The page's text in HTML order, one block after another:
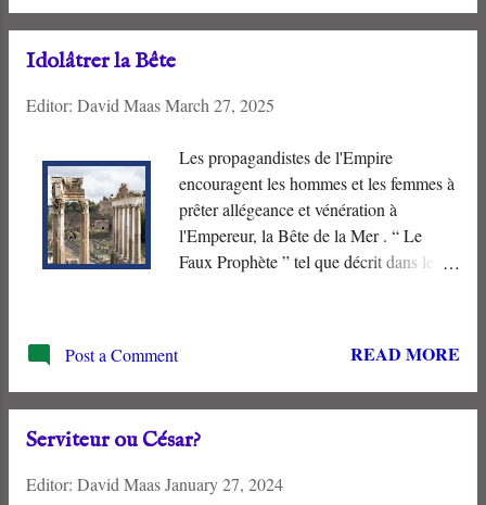
Royaume de Dieu et du salut fourni par
à “ travailler pour la viande qui périt ”?
Idolâtrer la Bête
Editor: David MaasMarch 27, 2025
Les propagandistes de l'Empire
encouragent les hommes et les femmes à
prêter allégeance et vénération à
l'Empereur, la Bête de la Mer . “ Le
Faux Prophète ” tel que décrit dans le
de l'Empire de payer un tribut au Trône
impérial. Que ce trompeur utilise la force
hommes qui refusent d'adorer la “ Bête
économique et appauvris.
Post a Comment READ MORE
Serviteur ou César?
Editor: David MaasJanuary 27, 2024